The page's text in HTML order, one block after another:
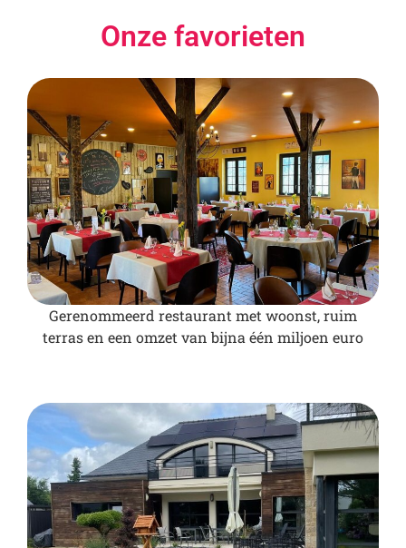
Onze favorieten
Gerenommeerd restaurant met woonst, ruim
terras en een omzet van bijna één miljoen euro